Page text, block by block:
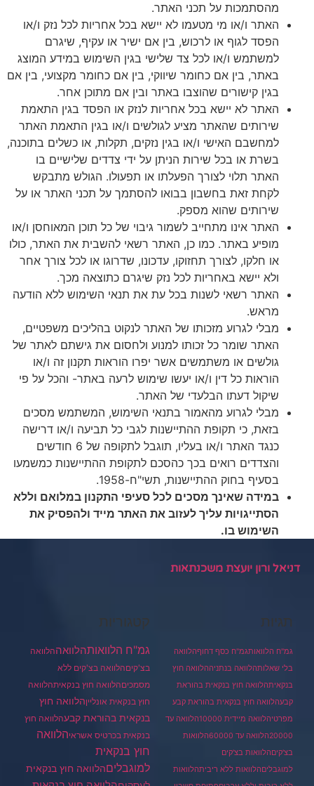
מהסתמכות על תכני האתר.
האתר ו/או מי מטעמו לא יישא בכל אחריות לכל נזק ו/או
הפסד לגוף או לרכוש, בין אם ישיר או עקיף, שיגרם
למשתמש ו/או לכל צד שלישי בגין השימוש במידע המוצג
באתר, בין אם כחומר שיווקי, בין אם כחומר מקצועי, בין אם
בגין קישורים שהוצבו באתר ובין אם מתוכן אחר.
האתר לא יישא בכל אחריות לנזק או הפסד בגין התאמת
שירותים שהאתר מציע לגולשים ו/או בגין התאמת האתר
למחשבם האישי ו/או בגין נזקים, תקלות, או כשלים בתוכנה,
בשרת או בכל שירות הניתן על ידי צדדים שלישיים בו
האתר תלוי לצורך הפעלתו או תפעולו. הגולש מתבקש
לקחת זאת בחשבון בבואו להסתמך על תכני האתר או על
שירותים שהוא מספק.
האתר אינו מתחייב לשמור גיבוי של כל תוכן המאוחסן ו/או
מופיע באתר. כמו כן, האתר רשאי להשבית את האתר, כולו
או חלקו, לצורך תחזוקו, עדכונו, שדרוגו או לכל צורך אחר
ולא יישא באחריות לכל נזק שיגרם כתוצאה מכך.
האתר רשאי לשנות בכל עת את תנאי השימוש ללא הודעה
מראש.
מבלי לגרוע מזכותו של האתר לנקוט בהליכים משפטיים,
האתר שומר כל זכותו למנוע ולחסום את גישתם לאתר של
גולשים או משתמשים אשר יפרו הוראות תקנון זה ו/או
הוראות כל דין ו/או יעשו שימוש לרעה באתר- והכל על פי
שיקול דעתו הבלעדי של האתר.
מבלי לגרוע מהאמור בתנאי השימוש, המשתמש מסכים
בזאת, כי תקופת ההתיישנות לגבי כל תביעה ו/או דרישה
כנגד האתר ו/או בעליו, תוגבל לתקופה של 6 חודשים
והצדדים רואים בכך כהסכם לתקופת ההתיישנות כמשמעו
בסעיף בחוק ההתיישנות, תשי"ח-1958.
במידה שאינך מסכים לכל סעיפי התקנון במלואם וללא
הסתייגויות עליך לעזוב את האתר מייד ולהפסיק את
השימוש בו.
דניאל ורון יועצת משכנתאות
תגיות
גמ"ח הלוואותגמ"ח כסף דחוףהלוואה
בלי שאלותהלוואה בנתניההלוואה חוץ
בנקאיתהלוואה חוץ בנקאית בהוראת
קבעהלוואה חוץ בנקאית בהוראת קבע
מפרטיהלוואה מיידית 10000
הלוואה עד
20000הלוואה עד 60000
הלוואות
בצ'קיםהלוואות בצ'קים
למוגבליםהלוואות ללא ריביתהלוואות
קטגוריות
גמ"ח הלוואותהלוואההלוואה
בצ'קיםהלוואה בצ'קים ללא
מסמכיםהלוואה חוץ בנקאיתהלוואה
חוץ בנקאית אונלייןהלוואה חוץ
בנקאית בהוראת קבעהלוואה חוץ
בנקאית בכרטיס אשראיהלוואה
חוץ בנקאית
למוגבליםהלוואה חוץ בנקאית